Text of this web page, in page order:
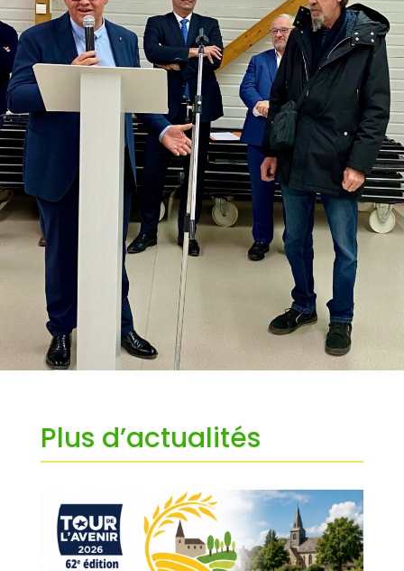
Plus d’actualités